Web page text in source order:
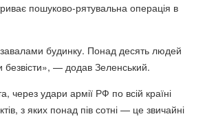
пошуково-рятувальна операція в
будинку. Понад десять людей
— додав Зеленський.
через удари армії РФ по всій країні
з яких понад пів сотні — це звичайні